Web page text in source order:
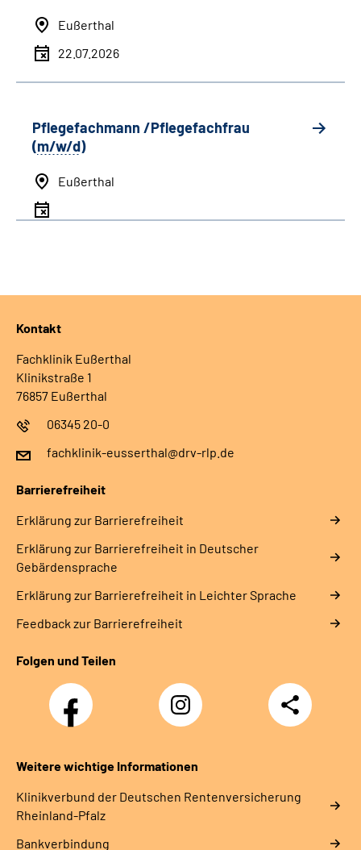
Eußerthal
22.07.2026
Pflegefachmann /Pflegefachfrau
(m/w/d)
Eußerthal
Kontakt
Fachklinik Eußerthal
Klinikstraße 1
76857 Eußerthal
06345 20-0
fachklinik-eusserthal@drv-rlp.de
Barrierefreiheit
Erklärung zur Barrierefreiheit
Erklärung zur Barrierefreiheit in Deutscher
Gebärdensprache
Erklärung zur Barrierefreiheit in Leichter Sprache
Feedback zur Barrierefreiheit
Folgen und Teilen
Facebook
Instagram
DRV
Nachwuchskräfte
Teilen
Weitere wichtige Informationen
Klinikverbund der Deutschen Rentenversicherung
Rheinland-Pfalz
Bankverbindung